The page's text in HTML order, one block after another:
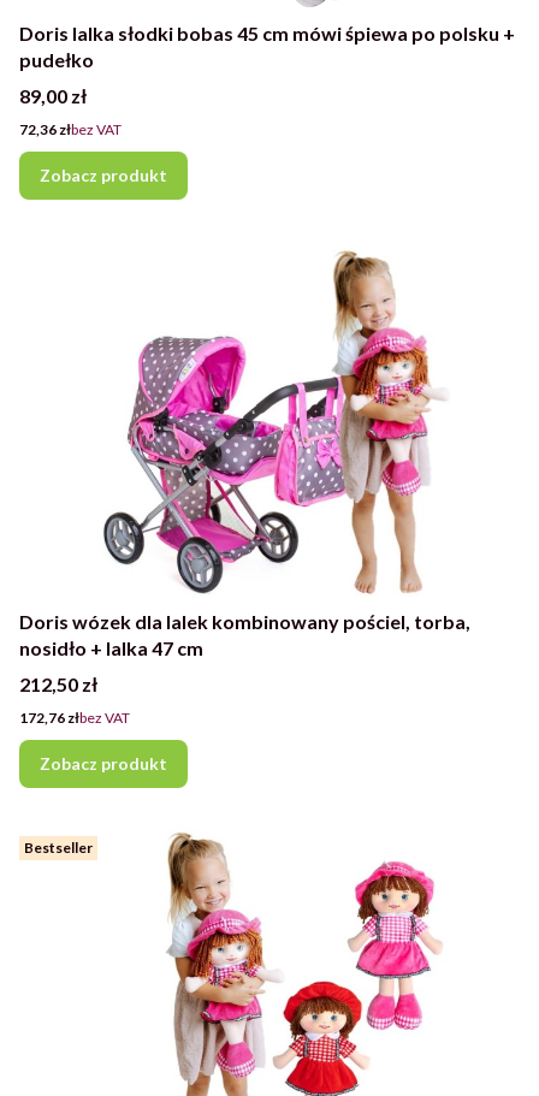
Doris lalka słodki bobas 45 cm mówi śpiewa po polsku +
pudełko
Cena
89,00 zł
Cena
72,36 złbez VAT
Zobacz produkt
Doris wózek dla lalek kombinowany pościel, torba,
nosidło + lalka 47 cm
Cena
212,50 zł
Cena
172,76 złbez VAT
Zobacz produkt
Bestseller